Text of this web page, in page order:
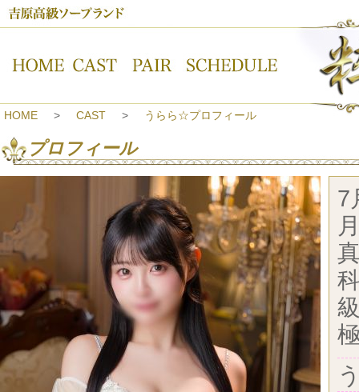
吉原高級ソープランド【粋美-すいび-】うらら☆プロフィール
HOME CAST うらら☆プロフィール
プロフィール
7